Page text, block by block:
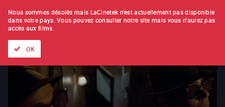
À L'UNITÉ ABONNEMENT
Nous sommes désolés mais LaCinetek n'est actuellement pas disponible
dans votre pays. Vous pouvez consulter notre site mais vous n'aurez pas
accès aux films.
OK